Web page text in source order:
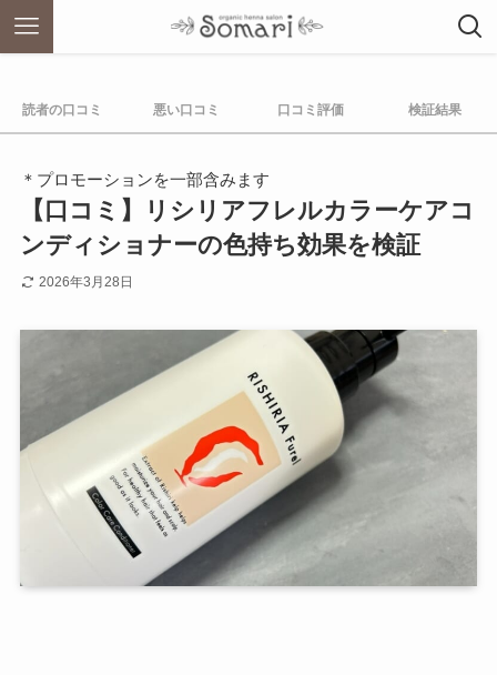
読者の口コミ 悪い口コミ 口コミ評価 検証結果
＊プロモーションを一部含みます
【口コミ】リシリアフレルカラーケアコ
ンディショナーの色持ち効果を検証
2026年3月28日